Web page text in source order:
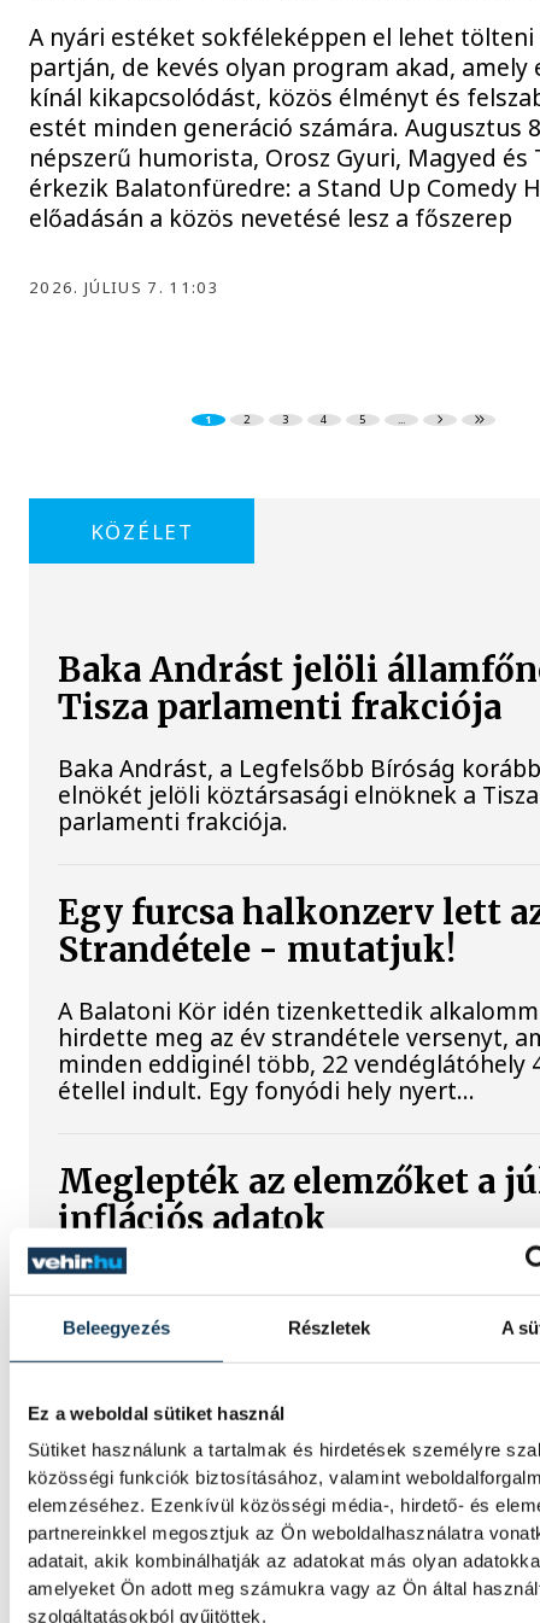
Beleegyezés Részletek A
Ez a weboldal sütiket használ
Sütiket használunk a tartalmak és hirdetések személyre
közösségi funkciók biztosításához, valamint
elemzéséhez. Ezenkívül közösségi média-, hirdető- és
partnereinkkel megosztjuk az Ön weboldalhasználatra
adatait, akik kombinálhatják az adatokat más olyan
amelyeket Ön adott meg számukra vagy az Ön által
szolgáltatásokból gyűjtöttek.
A nyári estéket sokféleképpen el lehet tölteni
partján, de kevés olyan program akad, amely
kínál kikapcsolódást, közös élményt és
estét minden generáció számára. Augusztus
népszerű humorista, Orosz Gyuri, Magyed és
érkezik Balatonfüredre: a Stand Up Comedy
előadásán a közös nevetésé lesz a főszerep
2026. JÚLIUS 7. 11:03
1 2 3 4 5 ...
KÖZÉLET
Baka Andrást jelöli
Tisza parlamenti frakciója
Baka Andrást, a Legfelsőbb Bíróság
elnökét jelöli köztársasági elnöknek a
parlamenti frakciója.
Egy furcsa halkonzerv lett
Strandétele - mutatjuk!
A Balatoni Kör idén tizenkettedik
hirdette meg az év strandétele versenyt,
minden eddiginél több, 22 vendéglátóhely
étellel indult. Egy fonyódi hely nyert...
Meglepték az elemzőket a
inflációs adatok
Hatalmas meglepetésként értékelték az
júliusi, 1,2 százalékos inflációs adatot.
Sorra kerülnek elő
leletek az alacsony Dunából
A folyó rekordalacsony vízállása miatt egy
komplett, II. világháborús német DKW NZ
motorkerékpárbukkant elő a Batthyány
rakpart sziklái alól, máshol pedig egy közel
féltonnás brit akna került elő.